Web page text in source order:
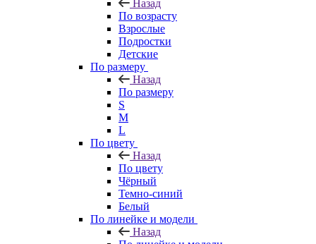
Назад
По возрасту
Взрослые
Подростки
Детские
По размеру
Назад
По размеру
S
M
L
По цвету
Назад
По цвету
Чёрный
Темно-синий
Белый
По линейке и модели
Назад